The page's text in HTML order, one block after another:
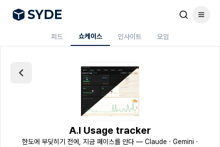
SYDE
피드 쇼케이스 인사이트 모임
A.I Usage tracker
한도에 부딪히기 전에, 지금 페이스를 안다 — Claude · Gemini ·